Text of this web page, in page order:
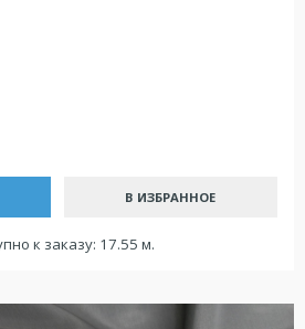
В ИЗБРАННОЕ
к заказу: 17.55 м.